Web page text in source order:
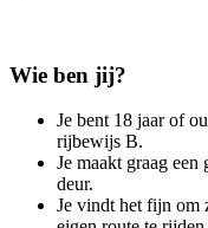
Wie ben jij?
Je bent 18 jaar of
rijbewijs B.
Je maakt graag een
deur.
Je vindt het fijn om